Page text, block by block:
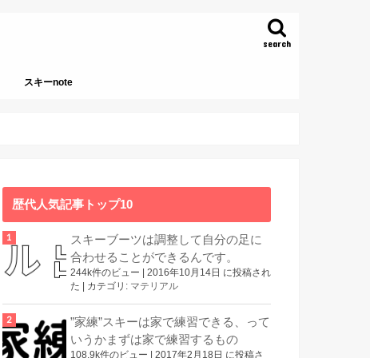
search
スキーnote
歴代人気記事トップ10
スキーブーツは調整して自分の足に
合わせることができるんです。
244k件のビュー
2016年10月14日 に投稿され
た
カテゴリ: マテリアル
”家練”スキーは家で練習できる、って
いうかまずは家で練習するもの
108.9k件のビュー 2017年2月18日 に投稿さ